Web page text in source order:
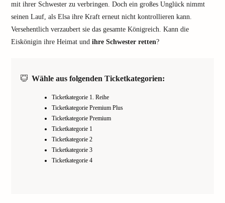
mit ihrer Schwester zu verbringen. Doch ein großes Unglück nimmt
seinen Lauf, als Elsa ihre Kraft erneut nicht kontrollieren kann.
Versehentlich verzaubert sie das gesamte Königreich. Kann die
Eiskönigin ihre Heimat und ihre Schwester retten?
Wähle aus folgenden Ticketkategorien:
Ticketkategorie 1. Reihe
Ticketkategorie Premium Plus
Ticketkategorie Premium
Ticketkategorie 1
Ticketkategorie 2
Ticketkategorie 3
Ticketkategorie 4